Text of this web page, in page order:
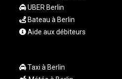
TZS
3051.762079
UGX
UYU 46.399423
UBER Berlin
Bateau à Berlin
Aide aux débiteurs
Taxi à Berlin